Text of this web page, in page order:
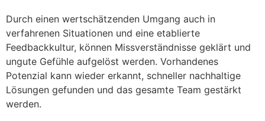
Durch einen wertschätzenden Umgang auch in
verfahrenen Situationen und eine etablierte
Feedbackkultur, können Missverständnisse geklärt und
ungute Gefühle aufgelöst werden. Vorhandenes
Potenzial kann wieder erkannt, schneller nachhaltige
Lösungen gefunden und das gesamte Team gestärkt
werden.